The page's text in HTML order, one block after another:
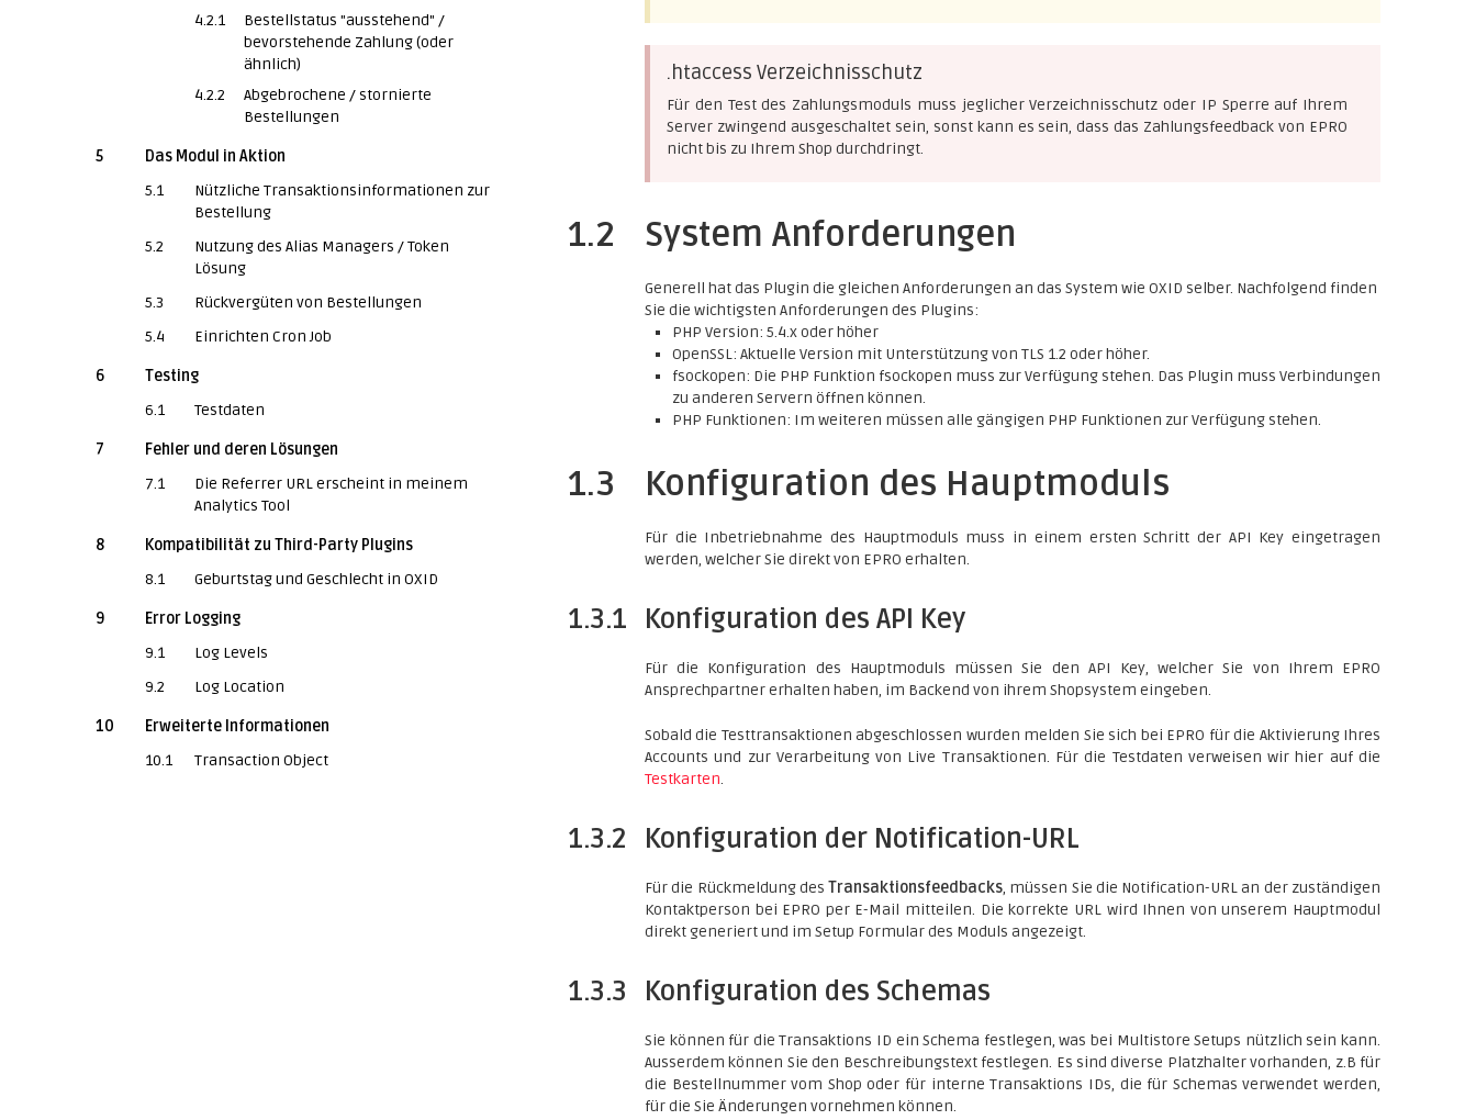
4.2.1
Bestellstatus "ausstehend" /
bevorstehende Zahlung (oder
ähnlich)
4.2.2
Abgebrochene / stornierte
Bestellungen
5
Das Modul in Aktion
5.1
Nützliche Transaktionsinformationen zur
Bestellung
5.2
Nutzung des Alias Managers / Token
Lösung
5.3
Rückvergüten von Bestellungen
5.4
Einrichten Cron Job
6
Testing
6.1
Testdaten
7
Fehler und deren Lösungen
7.1
Die Referrer URL erscheint in meinem
Analytics Tool
8
Kompatibilität zu Third-Party Plugins
8.1
Geburtstag und Geschlecht in OXID
9
Error Logging
9.1
Log Levels
9.2
Log Location
10
Erweiterte Informationen
10.1
Transaction Object
.htaccess Verzeichnisschutz
Für den Test des Zahlungsmoduls muss jeglicher Verzeichnisschutz oder IP Sperre auf Ihrem
Server zwingend ausgeschaltet sein, sonst kann es sein, dass das Zahlungsfeedback von EPRO
nicht bis zu Ihrem Shop durchdringt.
1.2 System Anforderungen
Generell hat das Plugin die gleichen Anforderungen an das System wie OXID selber. Nachfolgend finden
Sie die wichtigsten Anforderungen des Plugins:
PHP Version: 5.4.x oder höher
OpenSSL: Aktuelle Version mit Unterstützung von TLS 1.2 oder höher.
fsockopen: Die PHP Funktion fsockopen muss zur Verfügung stehen. Das Plugin muss Verbindungen
zu anderen Servern öffnen können.
PHP Funktionen: Im weiteren müssen alle gängigen PHP Funktionen zur Verfügung stehen.
1.3 Konfiguration des Hauptmoduls
Für die Inbetriebnahme des Hauptmoduls muss in einem ersten Schritt der API Key eingetragen
werden, welcher Sie direkt von EPRO erhalten.
1.3.1 Konfiguration des API Key
Für die Konfiguration des Hauptmoduls müssen Sie den API Key, welcher Sie von Ihrem EPRO
Ansprechpartner erhalten haben, im Backend von ihrem Shopsystem eingeben.
Sobald die Testtransaktionen abgeschlossen wurden melden Sie sich bei EPRO für die Aktivierung Ihres
Accounts und zur Verarbeitung von Live Transaktionen. Für die Testdaten verweisen wir hier auf die
Testkarten.
1.3.2 Konfiguration der Notification-URL
Für die Rückmeldung desTransaktionsfeedbacks, müssen Sie die Notification-URL an der zuständigen
Kontaktperson bei EPRO per E-Mail mitteilen. Die korrekte URL wird Ihnen von unserem Hauptmodul
direkt generiert und im Setup Formular des Moduls angezeigt.
1.3.3 Konfiguration des Schemas
Sie können für die Transaktions ID ein Schema festlegen, was bei Multistore Setups nützlich sein kann.
Ausserdem können Sie den Beschreibungstext festlegen. Es sind diverse Platzhalter vorhanden, z.B für
die Bestellnummer vom Shop oder für interne Transaktions IDs, die für Schemas verwendet werden,
für die Sie Änderungen vornehmen können.